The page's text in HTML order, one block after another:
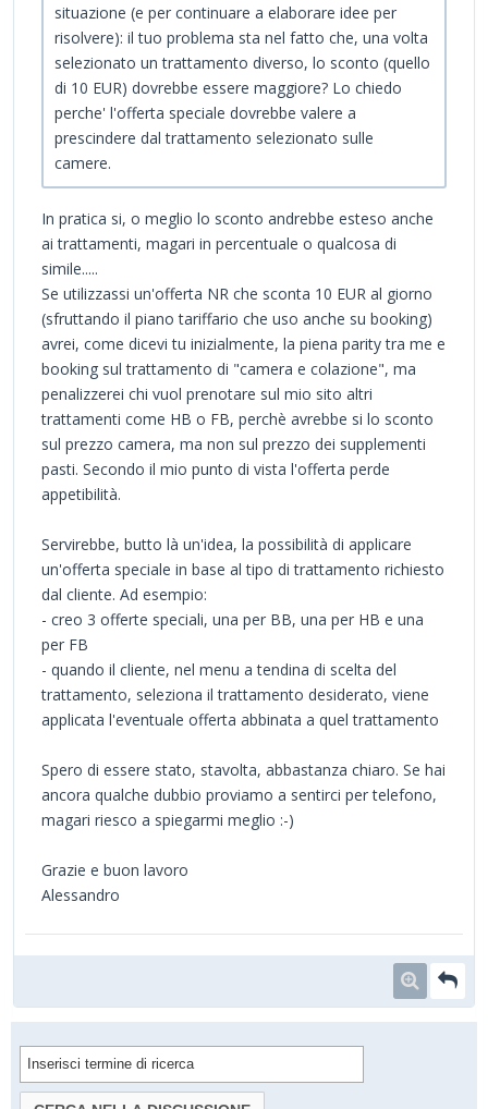
situazione (e per continuare a elaborare idee per
risolvere): il tuo problema sta nel fatto che, una volta
selezionato un trattamento diverso, lo sconto (quello
di 10 EUR) dovrebbe essere maggiore? Lo chiedo
perche' l'offerta speciale dovrebbe valere a
prescindere dal trattamento selezionato sulle
camere.
In pratica si, o meglio lo sconto andrebbe esteso anche
ai trattamenti, magari in percentuale o qualcosa di
simile.....
Se utilizzassi un'offerta NR che sconta 10 EUR al giorno
(sfruttando il piano tariffario che uso anche su booking)
avrei, come dicevi tu inizialmente, la piena parity tra me e
booking sul trattamento di "camera e colazione", ma
penalizzerei chi vuol prenotare sul mio sito altri
trattamenti come HB o FB, perchè avrebbe si lo sconto
sul prezzo camera, ma non sul prezzo dei supplementi
pasti. Secondo il mio punto di vista l'offerta perde
appetibilità.
Servirebbe, butto là un'idea, la possibilità di applicare
un'offerta speciale in base al tipo di trattamento richiesto
dal cliente. Ad esempio:
- creo 3 offerte speciali, una per BB, una per HB e una
per FB
- quando il cliente, nel menu a tendina di scelta del
trattamento, seleziona il trattamento desiderato, viene
applicata l'eventuale offerta abbinata a quel trattamento
Spero di essere stato, stavolta, abbastanza chiaro. Se hai
ancora qualche dubbio proviamo a sentirci per telefono,
magari riesco a spiegarmi meglio :-)
Grazie e buon lavoro
Alessandro